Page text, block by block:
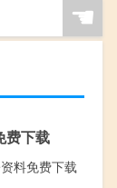
☚
费下载